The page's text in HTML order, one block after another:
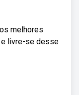
melhores
e livre-se desse